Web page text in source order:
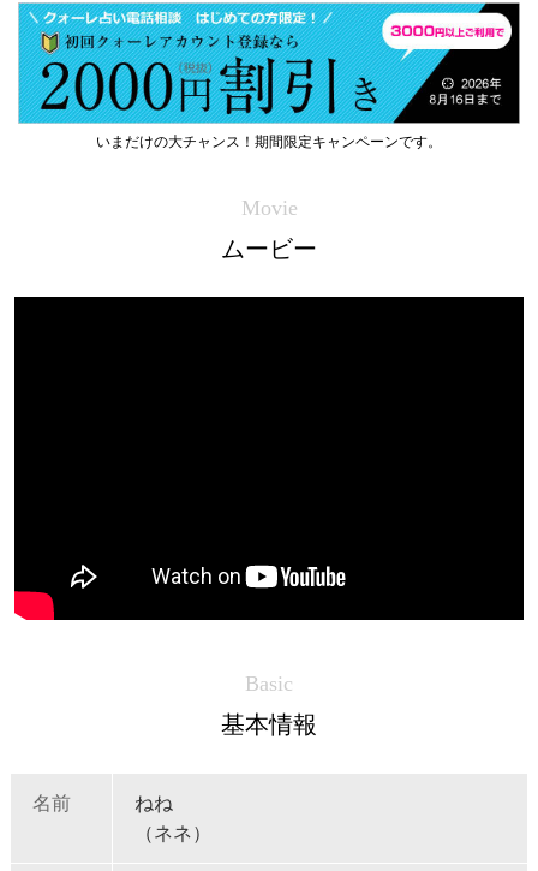
いまだけの大チャンス！期間限定キャンペーンです。
Movie
ムービー
Basic
基本情報
名前
ねね
（ネネ）